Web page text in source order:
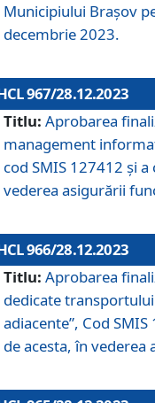
Municipiului Braşov
decembrie 2023.
967/28.12.2023
Titlu: Aprobarea
management
cod SMIS 127412 și
vederea asigurării
966/28.12.2023
Titlu: Aprobarea
dedicate
adiacente”, Cod
de acesta, în